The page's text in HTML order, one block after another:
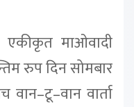
माओवादी
रुप दिन सोमबार
वान–टू–वान वार्ता